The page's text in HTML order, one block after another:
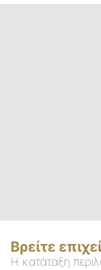
Βρείτε
Η κατάταξη